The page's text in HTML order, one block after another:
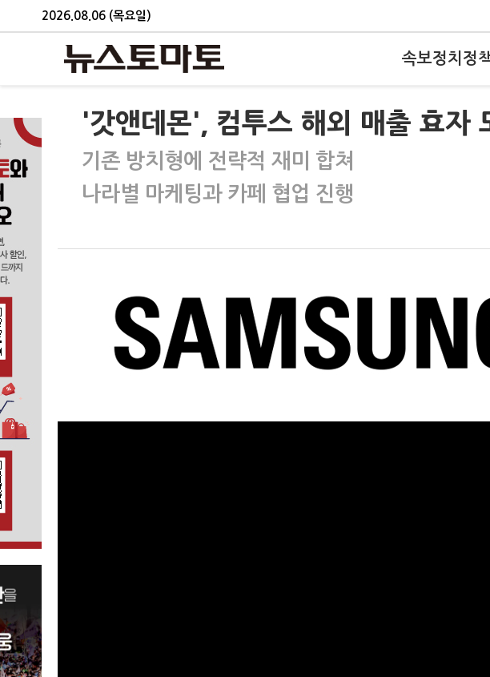
2026.08.06 (목요일)
속보정치 정
'갓앤데몬', 컴투스 해외 매출 효자
기존 방치형에 전략적 재미 합쳐
나라별 마케팅과 카페 협업 진행